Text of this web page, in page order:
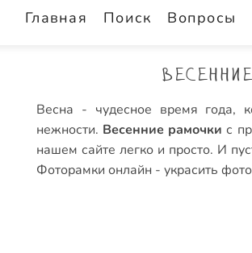
Главная Поиск Вопросы
Весна - чудесное время года,
нежности. Весенние рамочки с
нашем сайте легко и просто. И
Фоторамки онлайн - украсить